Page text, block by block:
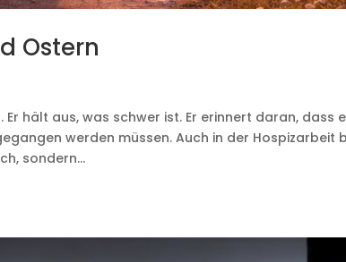
Ostern
hält aus, was schwer ist. Er erinnert daran, dass
werden müssen. Auch in der Hospizarbeit
sondern...